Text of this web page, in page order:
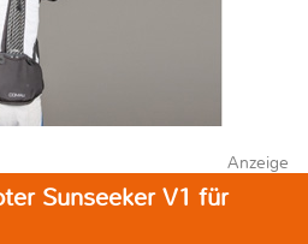
Anzeige
Sunseeker V1 für